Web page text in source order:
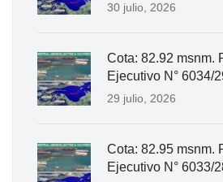
30 julio, 2026
Cota: 82.92 msnm.
Ejecutivo N° 6034/
29 julio, 2026
Cota: 82.95 msnm.
Ejecutivo N° 6033/